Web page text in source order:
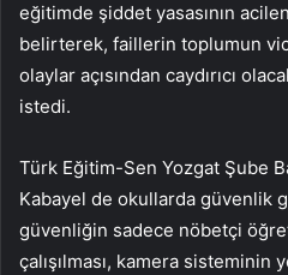
eğitimde şiddet yasasının
belirterek, faillerin toplumun
olaylar açısından caydırıcı
istedi.
Türk Eğitim-Sen Yozgat Şube
Kabayel de okullarda güvenlik
güvenliğin sadece nöbetçi
çalışılması, kamera sisteminin